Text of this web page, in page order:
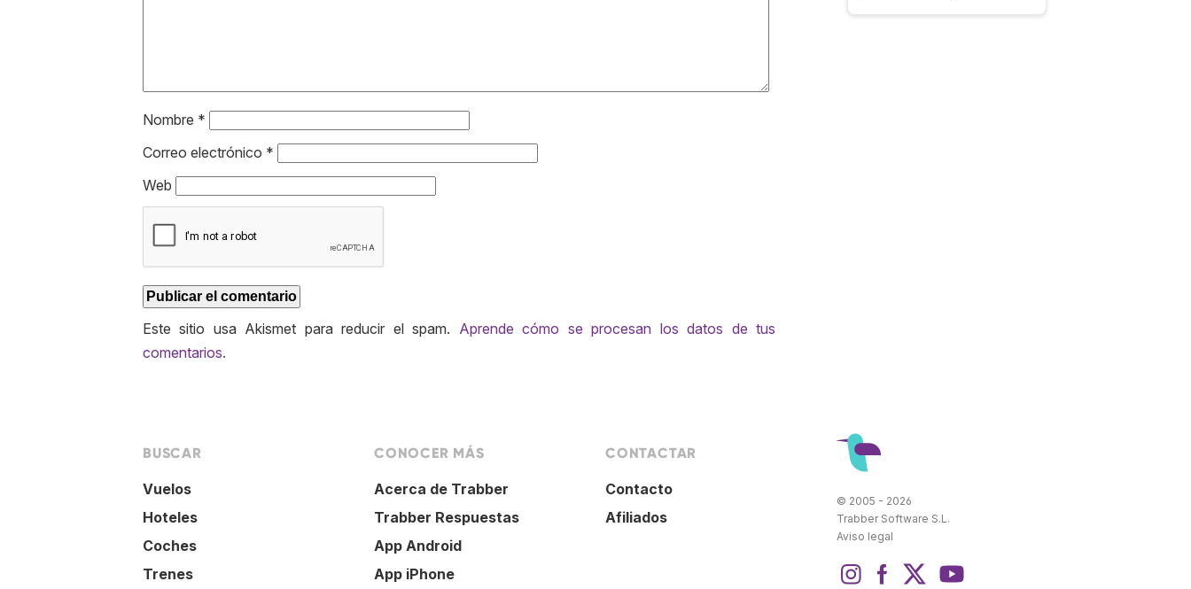
Nombre *
Correo electrónico *
Web
Este sitio usa Akismet para reducir el spam. Aprende cómo se procesan los datos de tus
comentarios.
BUSCAR
Vuelos
Hoteles
Coches
Trenes
CONOCER MÁS
Acerca de Trabber
Trabber Respuestas
App Android
App iPhone
CONTACTAR
Contacto
Afiliados
© 2005 - 2026
Trabber Software S.L.
Aviso legal